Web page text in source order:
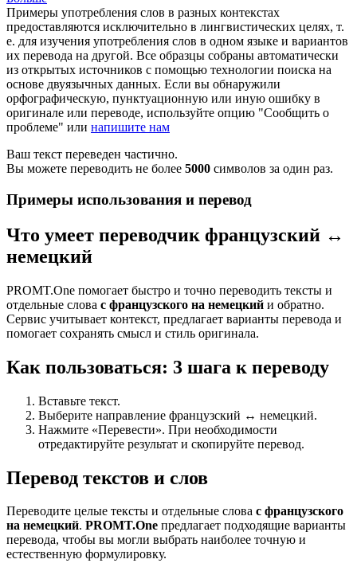
Примеры употребления слов в разных контекстах
предоставляются исключительно в лингвистических целях, т.
е. для изучения употребления слов в одном языке и вариантов
их перевода на другой. Все образцы собраны автоматически
из открытых источников с помощью технологии поиска на
основе двуязычных данных. Если вы обнаружили
орфографическую, пунктуационную или иную ошибку в
оригинале или переводе, используйте опцию "Сообщить о
проблеме" или напишите нам
Ваш текст переведен частично.
Вы можете переводить не более 5000 символов за один раз.
Примеры использования и перевод
Что умеет переводчик французский ↔
немецкий
PROMT.One помогает быстро и точно переводить тексты и
отдельные слова с французского на немецкий и обратно.
Сервис учитывает контекст, предлагает варианты перевода и
помогает сохранять смысл и стиль оригинала.
Как пользоваться: 3 шага к переводу
Вставьте текст.
Выберите направление французский ↔ немецкий.
Нажмите «Перевести». При необходимости
отредактируйте результат и скопируйте перевод.
Перевод текстов и слов
Переводите целые тексты и отдельные слова с французского
на немецкий. PROMT.One предлагает подходящие варианты
перевода, чтобы вы могли выбрать наиболее точную и
естественную формулировку.